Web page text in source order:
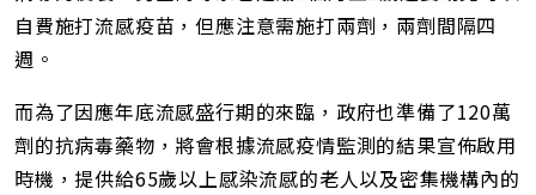
自費施打流感疫苗，但應注意需施打兩劑，兩劑間隔四
週。
而為了因應年底流感盛行期的來臨，政府也準備了120萬
劑的抗病毒藥物，將會根據流感疫情監測的結果宣佈啟用
時機，提供給65歲以上感染流感的老人以及密集機構內的